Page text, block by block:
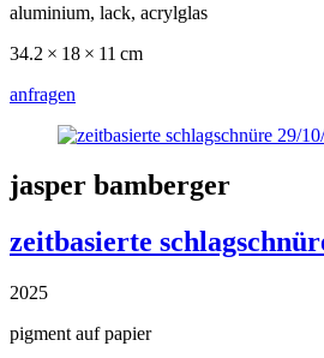
aluminium, lack, acrylglas
34.2 × 18 × 11 cm
anfragen
jasper bamberger
zeitbasierte
2025
pigment auf papier